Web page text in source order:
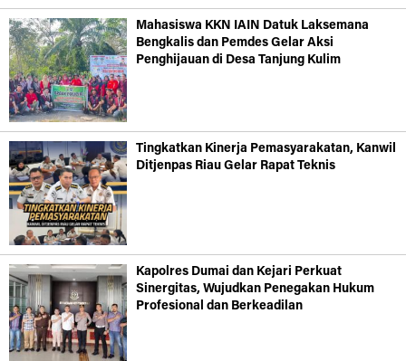
Mahasiswa KKN IAIN Datuk Laksemana
Bengkalis dan Pemdes Gelar Aksi
Penghijauan di Desa Tanjung Kulim
Tingkatkan Kinerja Pemasyarakatan, Kanwil
Ditjenpas Riau Gelar Rapat Teknis
Kapolres Dumai dan Kejari Perkuat
Sinergitas, Wujudkan Penegakan Hukum
Profesional dan Berkeadilan